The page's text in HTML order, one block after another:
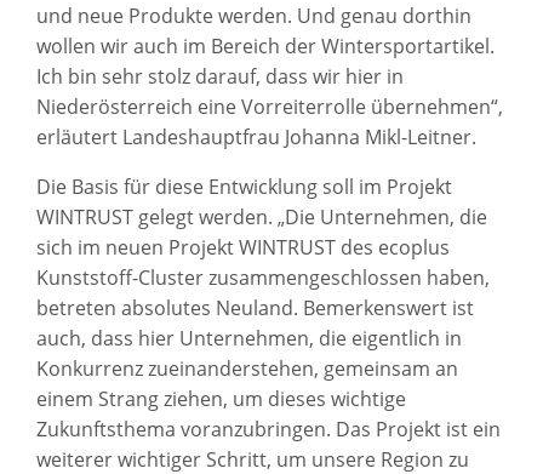
und neue Produkte werden. Und genau dorthin
wollen wir auch im Bereich der Wintersportartikel.
Ich bin sehr stolz darauf, dass wir hier in
Niederösterreich eine Vorreiterrolle übernehmen“,
erläutert Landeshauptfrau Johanna Mikl-Leitner.
Die Basis für diese Entwicklung soll im Projekt
WINTRUST gelegt werden. „Die Unternehmen, die
sich im neuen Projekt WINTRUST des ecoplus
Kunststoff-Cluster zusammengeschlossen haben,
betreten absolutes Neuland. Bemerkenswert ist
auch, dass hier Unternehmen, die eigentlich in
Konkurrenz zueinanderstehen, gemeinsam an
einem Strang ziehen, um dieses wichtige
Zukunftsthema voranzubringen. Das Projekt ist ein
weiterer wichtiger Schritt, um unsere Region zu